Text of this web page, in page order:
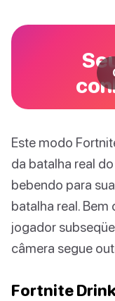
Este modo
da batalha real
bebendo para
batalha real.
jogador
câmera segue
Fortnite